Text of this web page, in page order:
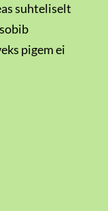
suhteliselt
pigem ei